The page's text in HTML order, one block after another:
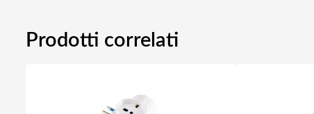
Prodotti correlati